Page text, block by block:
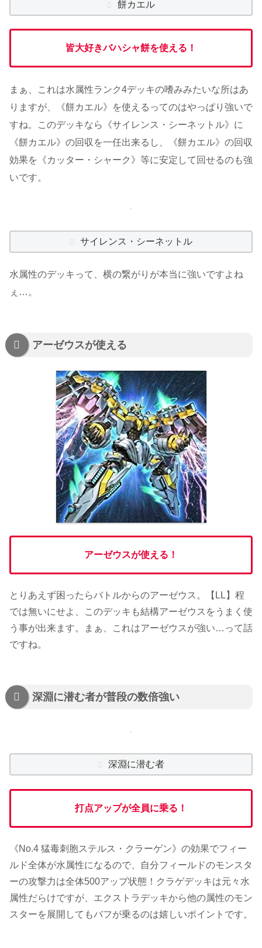
餅カエル
皆大好きバハシャ餅を使える！
まぁ、これは水属性ランク4デッキの嗜みみたいな所はあ
りますが、《餅カエル》を使えるってのはやっぱり強いで
すね。このデッキなら《サイレンス・シーネットル》に
《餅カエル》の回収を一任出来るし、《餅カエル》の回収
効果を《カッター・シャーク》等に安定して回せるのも強
いです。
サイレンス・シーネットル
水属性のデッキって、横の繋がりが本当に強いですよね
ぇ…。
アーゼウスが使える
アーゼウスが使える！
とりあえず困ったらバトルからのアーゼウス。【LL】程
では無いにせよ、このデッキも結構アーゼウスをうまく使
う事が出来ます。まぁ、これはアーゼウスが強い…って話
ですね。
深淵に潜む者が普段の数倍強い
深淵に潜む者
打点アップが全員に乗る！
《No.4 猛毒刺胞ステルス・クラーゲン》の効果でフィー
ルド全体が水属性になるので、自分フィールドのモンスタ
ーの攻撃力は全体500アップ状態！クラゲデッキは元々水
属性だらけですが、エクストラデッキから他の属性のモン
スターを展開してもバフが乗るのは嬉しいポイントです。